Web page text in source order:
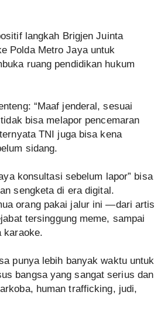
langkah Brigjen Juinta
Polda Metro Jaya untuk
ruang pendidikan hukum
“Maaf jenderal, sesuai
bisa melapor pencemaran
TNI juga bisa kena
sidang.
konsultasi sebelum lapor” bisa
sengketa di era digital.
orang pakai jalur ini —dari artis
tersinggung meme, sampai
karaoke.
punya lebih banyak waktu untuk
bangsa yang sangat serius dan
human trafficking, judi,